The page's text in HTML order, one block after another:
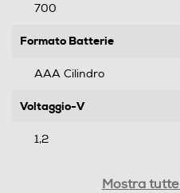
700
Formato Batterie
AAA Cilindro
Voltaggio-V
1,2
Informazioni sulla sicurezza
Mostra tutte